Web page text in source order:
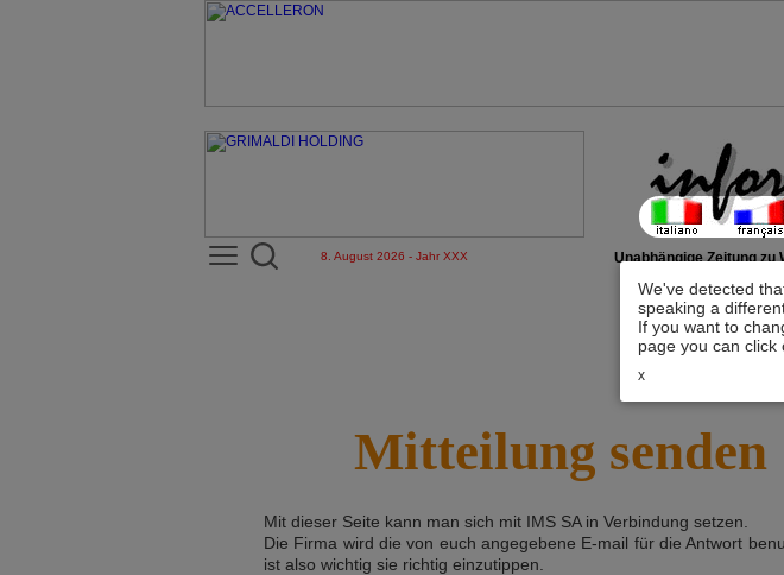
We've detected
speaking a
If you want to
page you can click
x
8. August 2026 - Jahr XXX Unabhängige Zeitung
Mitteilung senden
Mit dieser Seite kann man sich mit IMS SAin Verbindung setzen.
Die Firma wird die von euch angegebene E-mail für die Antwort
ist also wichtig sie richtig einzutippen.